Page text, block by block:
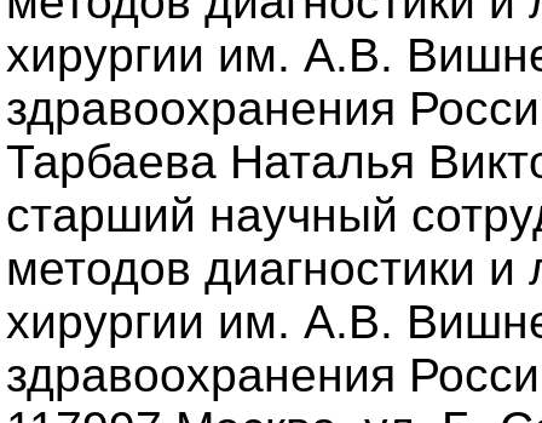
хирургии им. А.В.
здравоохранения
Тарбаева Наталья
старший научный
методов диагностики
хирургии им. А.В.
здравоохранения